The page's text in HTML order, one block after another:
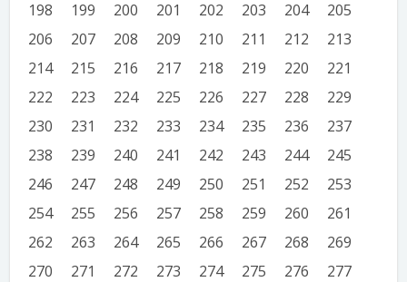
198
199 200 201 202 203 204
205
206
207 208 209 210 211 212
213
214
215 216 217 218 219 220
221
222
223 224 225 226 227 228
229
230
231 232 233 234 235 236
237
238
239 240 241 242 243 244
245
246
247 248 249 250 251 252
253
254
255 256 257 258 259 260
261
262
263 264 265 266 267 268
269
270
271 272 273 274 275 276
277